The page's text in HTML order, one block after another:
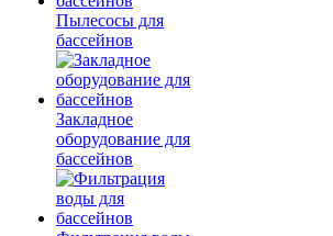
Пылесосы для
бассейнов
Закладное
оборудование для
бассейнов